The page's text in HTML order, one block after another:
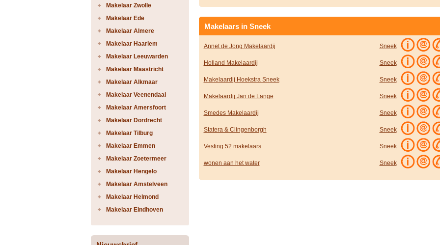
Makelaar Zwolle
Makelaar Ede
Makelaar Almere
Makelaar Haarlem
Makelaar Leeuwarden
Makelaar Maastricht
Makelaar Alkmaar
Makelaar Veenendaal
Makelaar Amersfoort
Makelaar Dordrecht
Makelaar Tilburg
Makelaar Emmen
Makelaar Zoetermeer
Makelaar Hengelo
Makelaar Amstelveen
Makelaar Helmond
Makelaar Eindhoven
Makelaars in Sneek
Annet de Jong Makelaardij Sneek
Holland Makelaardij Sneek
Makelaardij Hoekstra Sneek Sneek
Makelaardij Jan de Lange Sneek
Smedes Makelaardij Sneek
Statera & Clingenborgh Sneek
Vesting 52 makelaars Sneek
wonen aan het water Sneek